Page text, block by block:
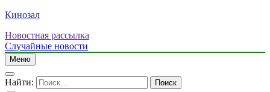
Кинозал
Новостная рассылка
Случайные новости
Меню
Найти: